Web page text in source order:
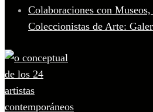
Colaboraciones con
Coleccionistas de Arte: